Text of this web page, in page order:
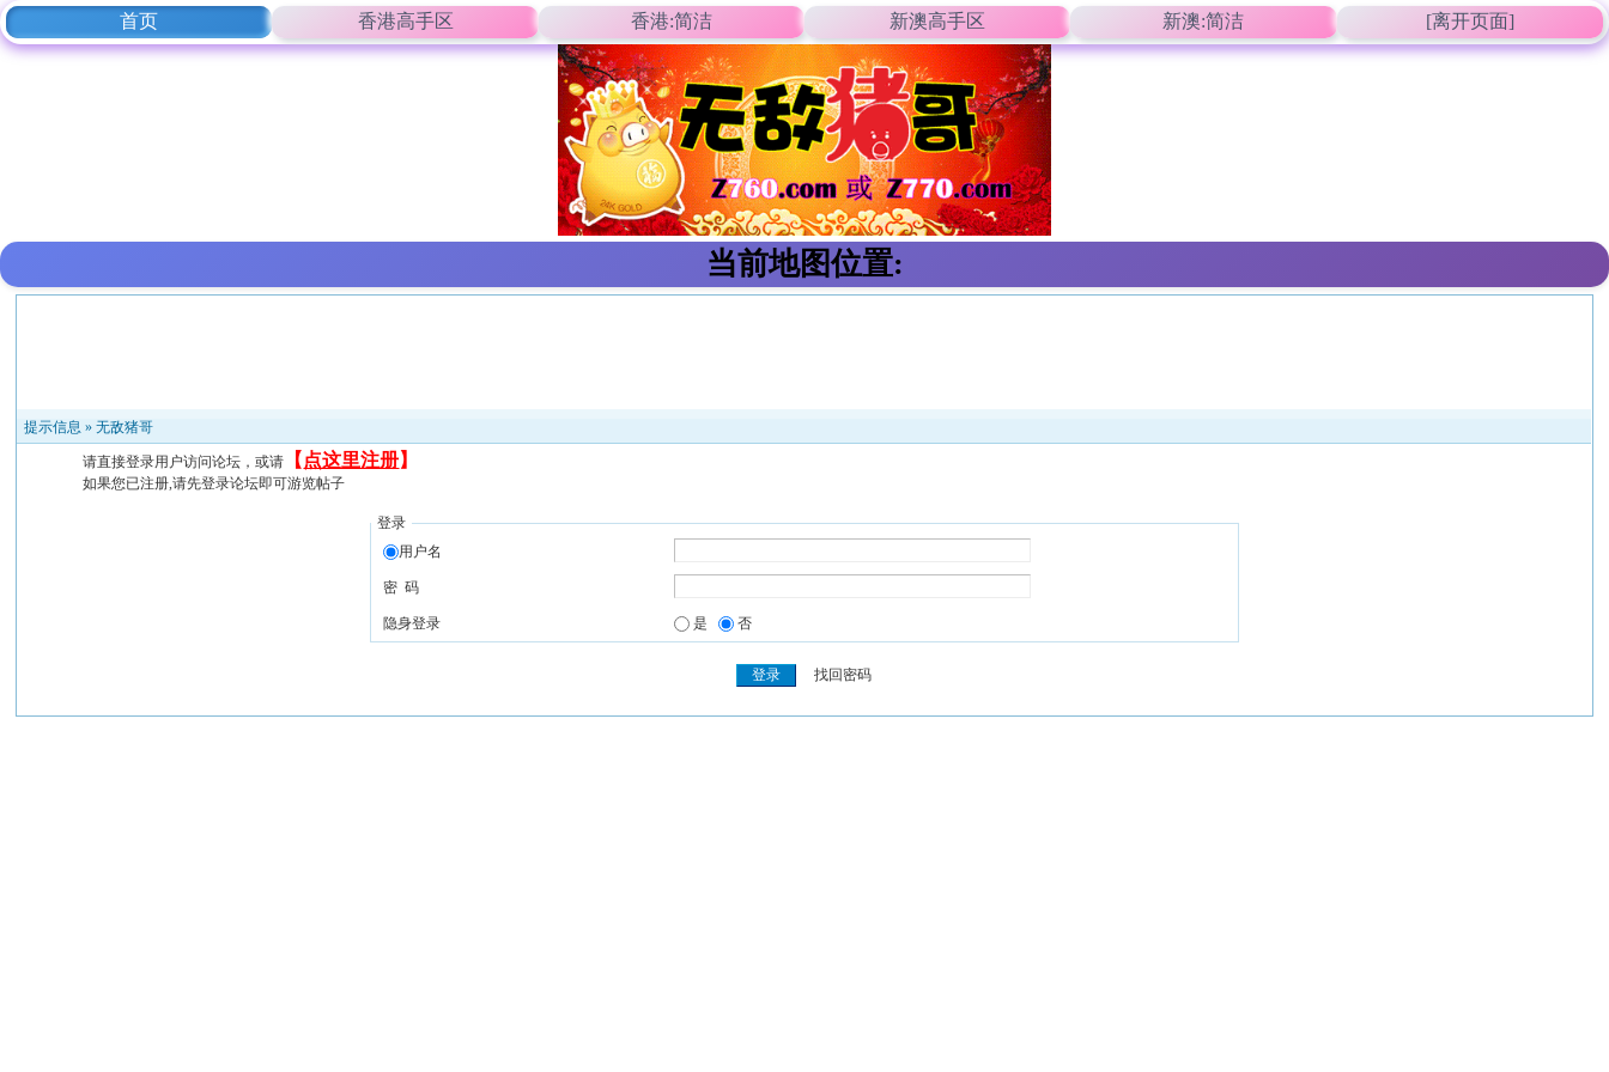
首页 香港高手区 香港:简洁 新澳高手区 新澳:简洁 [离开页面]
当前地图位置:
提示信息 »无敌猪哥
请直接登录用户访问论坛，或请 【 点这里注册】
如果您已注册,请先登录论坛即可游览帖子
登录
用户名
密 码
隐身登录 是 否
找回密码